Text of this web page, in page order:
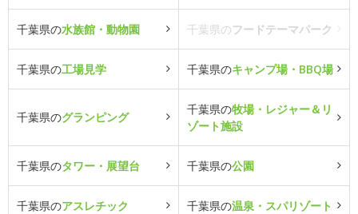
千葉県の水族館・動物園 千葉県のフードテーマパーク
千葉県の工場見学 千葉県のキャンプ場・BBQ場
千葉県のグランピング
千葉県の牧場・レジャー＆リ
ゾート施設
千葉県のタワー・展望台 千葉県の公園
千葉県のアスレチック 千葉県の温泉・スパリゾート